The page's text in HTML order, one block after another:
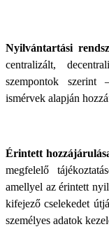
Nyilvántartási
centralizált,
szempontok szerint
ismérvek alapján
Érintett
megfelelő
amellyel az érintett
kifejező cselekedet
személyes adatok